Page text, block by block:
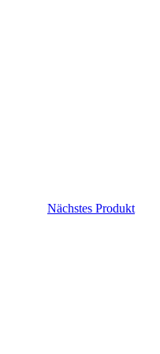
Nächstes Produkt